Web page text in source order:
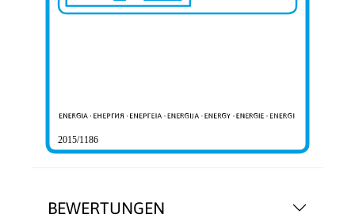
BEWERTUNGEN
2015/1186